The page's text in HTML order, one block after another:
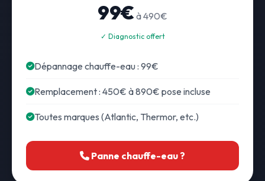
99€ à 490€
✓ Diagnostic offert
Dépannage chauffe-eau : 99€
Remplacement : 450€ à 890€ pose incluse
Toutes marques (Atlantic, Thermor, etc.)
Panne chauffe-eau ?